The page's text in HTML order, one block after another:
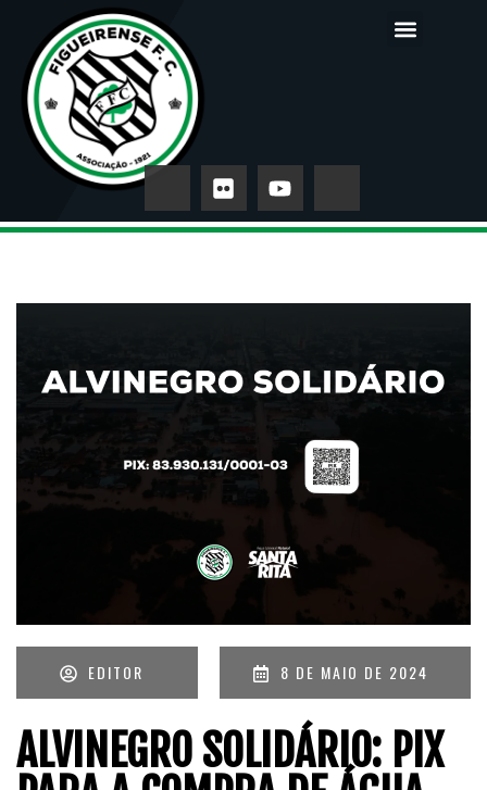
EDITOR 8 DE MAIO DE 2024
ALVINEGRO SOLIDÁRIO: PIX